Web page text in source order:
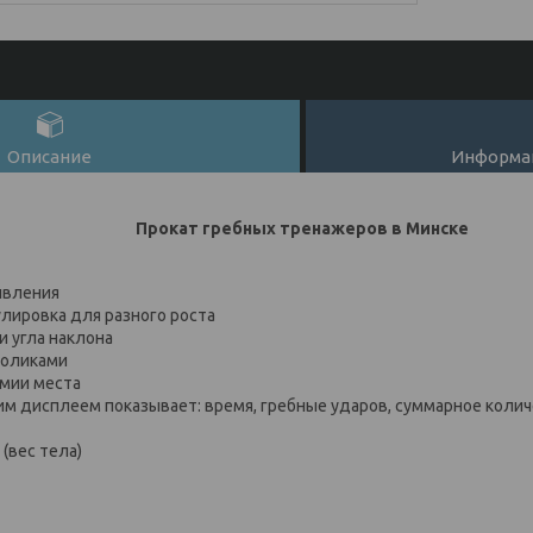
Описание
Прокат гребных тренажеров в Минске
для разного роста
угла наклона
места
дисплеем показывает: время, гребные ударов, суммарное
(вес тела)